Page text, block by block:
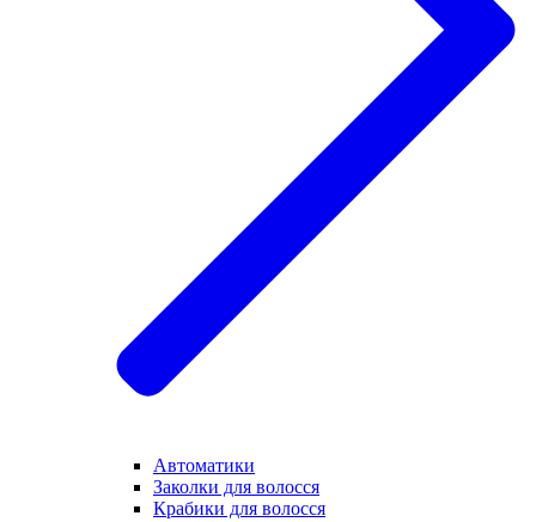
Автоматики
Заколки для волосся
Крабики для волосся